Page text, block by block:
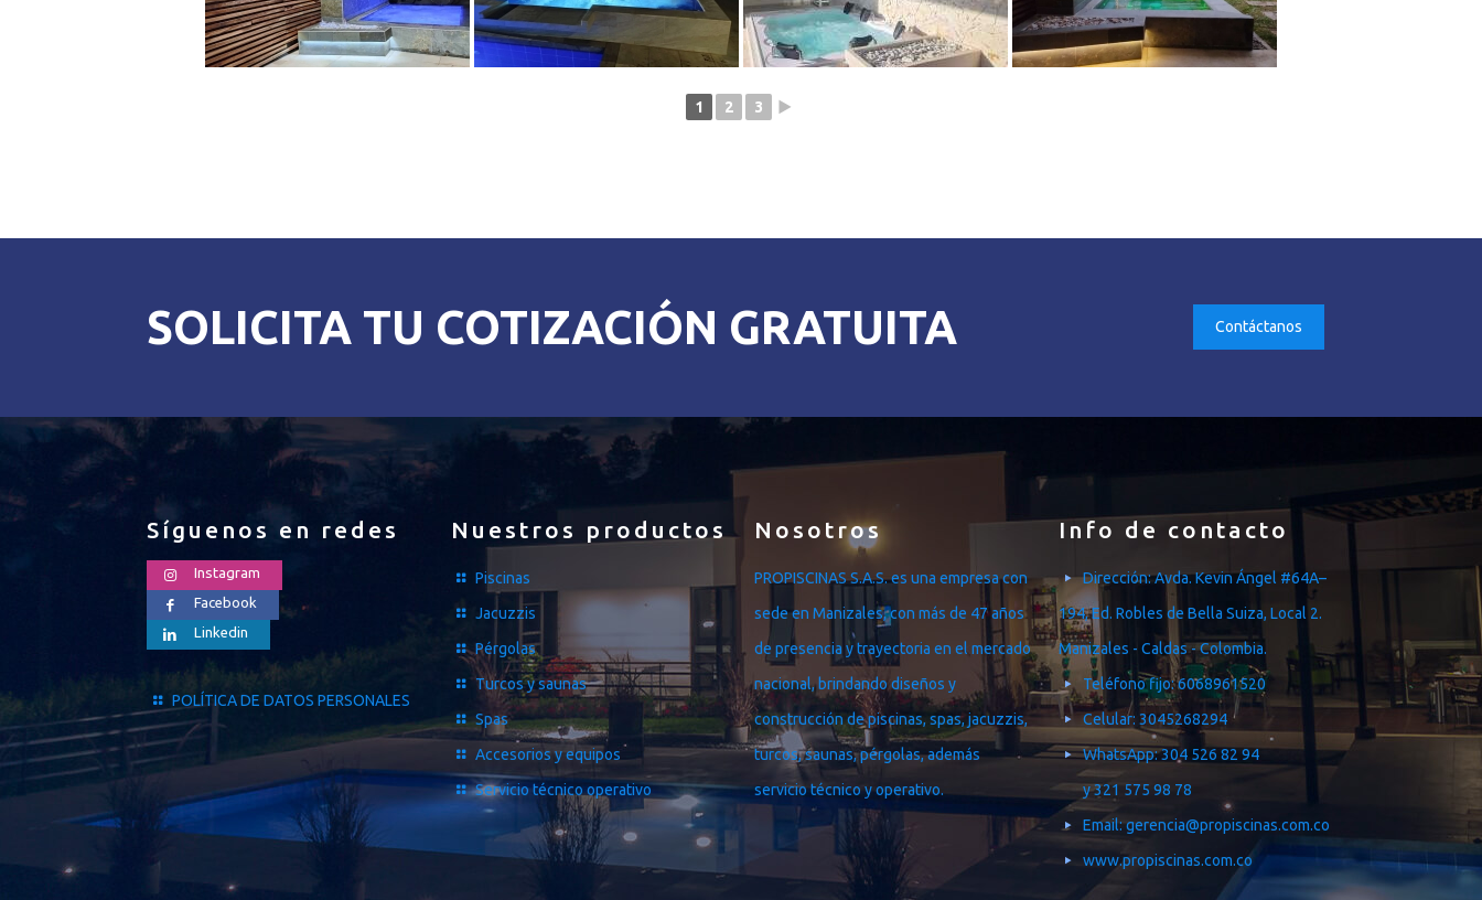
1 2 3 ►
SOLICITA TU COTIZACIÓN GRATUITA Contáctanos
Síguenos en redes
Instagram
Facebook
Linkedin
POLÍTICA DE DATOS PERSONALES
Nuestros productos
Piscinas
Jacuzzis
Pérgolas
Turcos y saunas
Spas
Accesorios y equipos
Servicio técnico operativo
Nosotros
PROPISCINAS S.A.S. es una empresa con
sede en Manizales, con más de 47 años
de presencia y trayectoria en el mercado
nacional, brindando diseños y
construcción de piscinas, spas, jacuzzis,
turcos, saunas, pérgolas, además
servicio técnico y operativo.
Info de contacto
Dirección: Avda. Kevin Ángel #64A–
194, Ed. Robles de Bella Suiza, Local 2.
Manizales - Caldas - Colombia.
Teléfono fijo: 6068961520
Celular: 3045268294
WhatsApp: 304 526 82 94
y 321 575 98 78
Email: gerencia@propiscinas.com.co
www.propiscinas.com.co